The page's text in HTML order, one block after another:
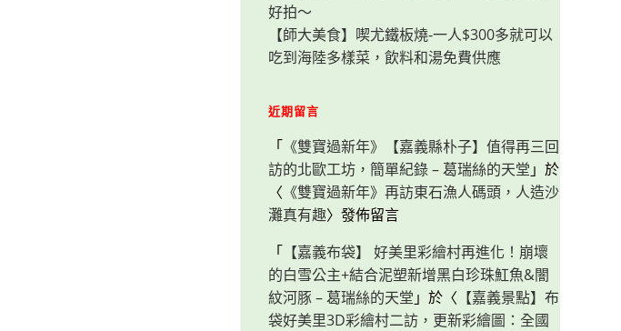
好拍～
【師大美食】喫尤鐵板燒-一人$300多就可以
吃到海陸多樣菜，飲料和湯免費供應
近期留言
「 《雙寶過新年》【嘉義縣朴子】值得再三回
訪的北歐工坊，簡單紀錄 – 葛瑞絲的天堂 」於
〈 《雙寶過新年》再訪東石漁人碼頭，人造沙
灘真有趣〉發佈留言
「 【嘉義布袋】 好美里彩繪村再進化！崩壞
的白雪公主+結合泥塑新增黑白珍珠魟魚&闇
紋河豚 – 葛瑞絲的天堂 」於〈 【嘉義景點】布
袋好美里3D彩繪村二訪，更新彩繪圖：全國